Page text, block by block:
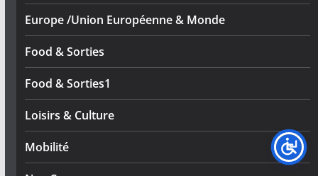
Europe /Union Européenne & Monde
Food & Sorties
Food & Sorties1
Loisirs & Culture
Mobilité